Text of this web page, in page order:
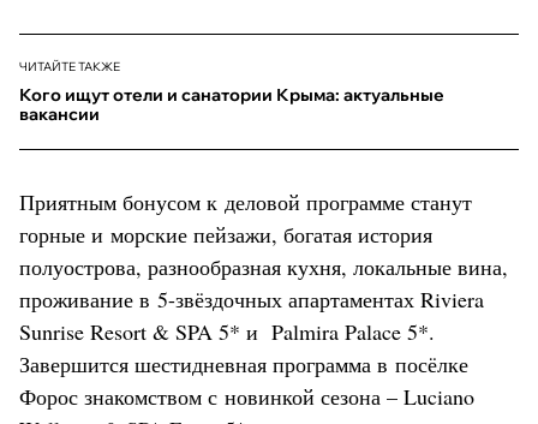
ЧИТАЙТЕ ТАКЖЕ
Кого ищут отели и санатории Крыма: актуальные
вакансии
Приятным бонусом к деловой программе станут
горные и морские пейзажи, богатая история
полуострова, разнообразная кухня, локальные вина,
проживание в 5-звёздочных апартаментах Riviera
Sunrise Resort & SPA 5* и Palmira Palace 5*.
Завершится шестидневная программа в посёлке
Форос знакомством с новинкой сезона – Luciano